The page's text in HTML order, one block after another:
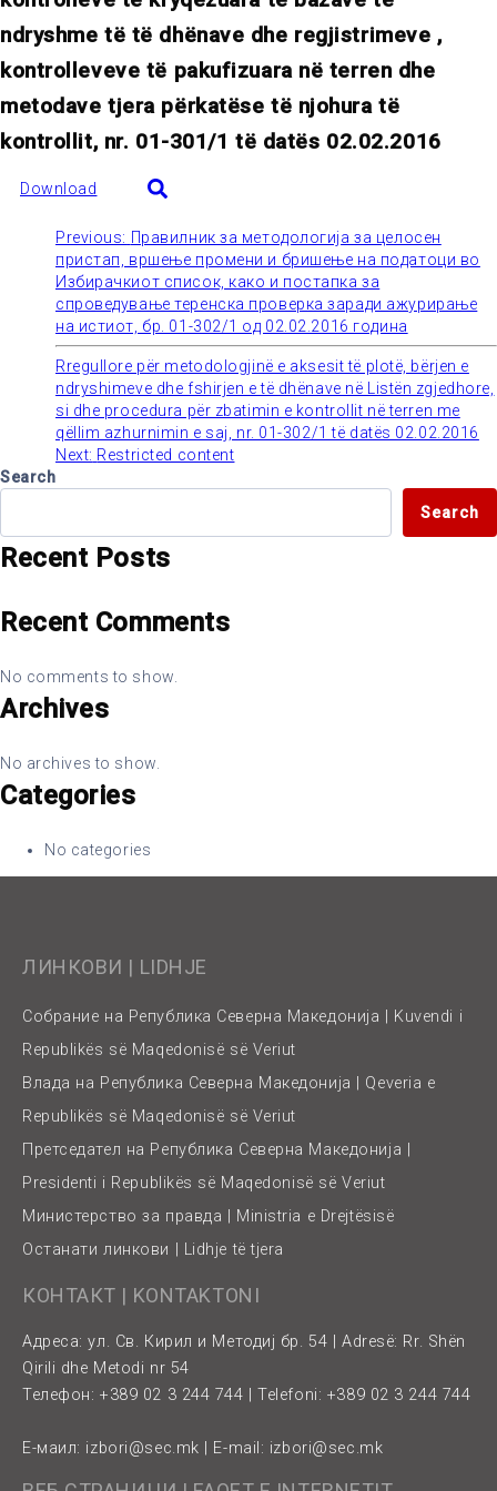
ndryshme të të dhënave dhe regjistrimeve ,
kontrolleveve të pakufizuara në terren dhe
metodave tjera përkatëse të njohura të
kontrollit, nr. 01-301/1 të datës 02.02.2016
Download
Post
navigation
Previous: Правилник за методологија за целосен
пристап, вршење промени и бришење на податоци во
Избирачкиот список, како и постапка за
спроведување теренска проверка заради ажурирање
на истиот, бр. 01-302/1 од 02.02.2016 година
Rregullore për metodologjinë e aksesit të plotë, bërjen e
ndryshimeve dhe fshirjen e të dhënave në Listën zgjedhore,
si dhe procedura për zbatimin e kontrollit në terren me
qëllim azhurnimin e saj, nr. 01-302/1 të datës 02.02.2016
Next: Restricted content
Search
Search
Recent Posts
Recent Comments
No comments to show.
Archives
No archives to show.
Categories
No categories
ЛИНКОВИ | LIDHJE
Собрание на Република Северна Македонија | Kuvendi i
Republikës së Maqedonisë së Veriut
Влада на Република Северна Македонија | Qeveria e
Republikës së Maqedonisë së Veriut
Претседател на Република Северна Македонија |
Presidenti i Republikës së Maqedonisë së Veriut
Министерство за правда | Ministria e Drejtësisë
Останати линкови | Lidhje të tjera
КОНТАКТ | KONTAKTONI
Адреса: ул. Св. Кирил и Методиј бр. 54 | Adresë: Rr. Shën
Qirili dhe Metodi nr 54
Телефон: +389 02 3 244 744 | Telefoni: +389 02 3 244 744
Е-маил: izbori@sec.mk | E-mail: izbori@sec.mk